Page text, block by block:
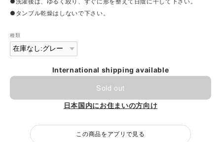
●タンブル乾燥はしないで下さい。
種類
International shipping available
Sold out
日本国内にお住まいの方向け
この商品をアプリで見る